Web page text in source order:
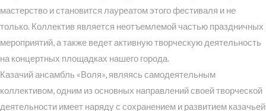
мастерство и становится лауреатом этого фестиваля и не
только. Коллектив является неотъемлемой частью праздничных
мероприятий, а также ведет активную творческую деятельность
на концертных площадках нашего города.
Казачий ансамбль «Воля», являясь самодеятельным
коллективом, одним из основных направлений своей творческой
деятельности имеет наряду с сохранением и развитием казачьей